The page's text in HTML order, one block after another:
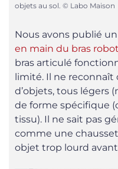
objets au sol. © Labo Maison
Nous avons publié un
en main du bras
bras articulé
limité. Il ne reconnaît
d’objets, tous légers
de forme spécifique
tissu). Il ne sait pas
comme une
objet trop lourd